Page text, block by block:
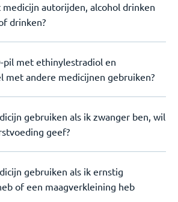
autorijden, alcohol drinken
drinken?
pil met ethinylestradiol en
met andere medicijnen gebruiken?
gebruiken als ik zwanger ben, wil
geef?
gebruiken als ik ernstig
of een maagverkleining heb